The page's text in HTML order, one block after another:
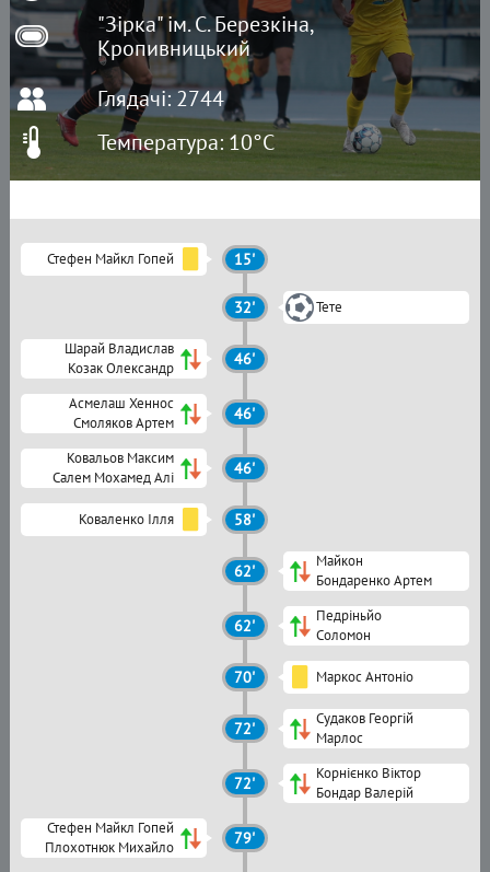
"Зірка" ім. С. Березкіна,
Кропивницький
Глядачі: 2744
Температура: 10°C
Стефен Майкл Гопей 15'
32' Тете
Шарай Владислав
Козак Олександр
46'
Асмелаш Хеннос
Смоляков Артем
46'
Ковальов Максим
Салем Мохамед Алі
46'
Коваленко Ілля 58'
62'
Майкон
Бондаренко Артем
62'
Педріньйо
Соломон
70' Маркос Антоніо
72'
Судаков Георгій
Марлос
72'
Корнієнко Віктор
Бондар Валерій
Стефен Майкл Гопей
Плохотнюк Михайло
79'